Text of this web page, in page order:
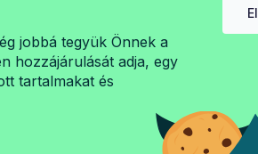
jobbá tegyük Önnek a
hozzájárulását adja, egy
tartalmakat és
védelme (GDPR)